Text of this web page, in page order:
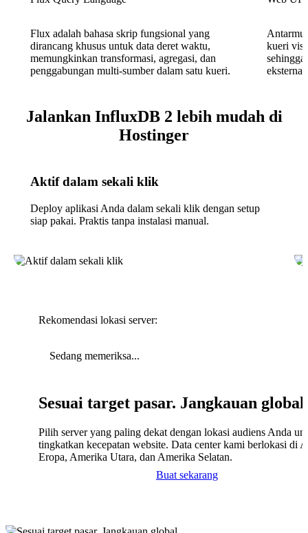
Flux adalah bahasa skrip fungsional yang
dirancang khusus untuk data deret waktu,
memungkinkan transformasi, agregasi, dan
penggabungan multi-sumber dalam satu kueri.
kueri
Jalankan InfluxDB 2 lebih mudah di
Hostinger
Aktif dalam sekali klik
Deploy aplikasi Anda dalam sekali klik dengan setup
siap pakai. Praktis tanpa instalasi manual.
Rekomendasi lokasi server:
Sedang memeriksa...
Sesuai target pasar. Jangkauan global
Pilih server yang paling dekat dengan lokasi audiens Anda
tingkatkan kecepatan website. Data center kami berlokasi di
Eropa, Amerika Utara, dan Amerika Selatan.
Buat sekarang